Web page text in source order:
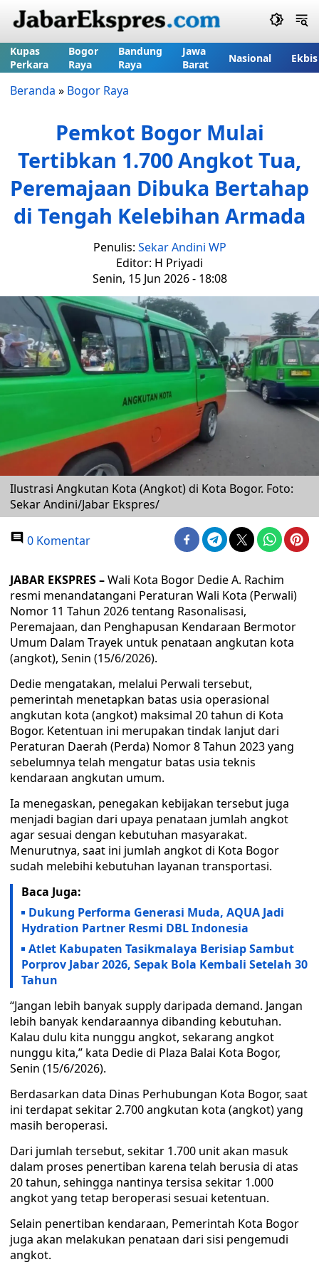
Kupas
Perkara
Bogor
Raya
Bandung
Raya
Jawa
Barat
Nasional Ekbis
Beranda » Bogor Raya
Pemkot Bogor Mulai
Tertibkan 1.700 Angkot Tua,
Peremajaan Dibuka Bertahap
di Tengah Kelebihan Armada
Penulis: Sekar Andini WP
Editor: H Priyadi
Senin, 15 Jun 2026 - 18:08
Ilustrasi Angkutan Kota (Angkot) di Kota Bogor. Foto:
Sekar Andini/Jabar Ekspres/
0 Komentar
JABAR EKSPRES –Wali Kota Bogor Dedie A. Rachim
resmi menandatangani Peraturan Wali Kota (Perwali)
Nomor 11 Tahun 2026 tentang Rasonalisasi,
Peremajaan, dan Penghapusan Kendaraan Bermotor
Umum Dalam Trayek untuk penataan angkutan kota
(angkot), Senin (15/6/2026).
Dedie mengatakan, melalui Perwali tersebut,
pemerintah menetapkan batas usia operasional
angkutan kota (angkot) maksimal 20 tahun di Kota
Bogor. Ketentuan ini merupakan tindak lanjut dari
Peraturan Daerah (Perda) Nomor 8 Tahun 2023 yang
sebelumnya telah mengatur batas usia teknis
kendaraan angkutan umum.
Ia menegaskan, penegakan kebijakan tersebut juga
menjadi bagian dari upaya penataan jumlah angkot
agar sesuai dengan kebutuhan masyarakat.
Menurutnya, saat ini jumlah angkot di Kota Bogor
sudah melebihi kebutuhan layanan transportasi.
Baca Juga:
Dukung Performa Generasi Muda, AQUA Jadi
Hydration Partner Resmi DBL Indonesia
Atlet Kabupaten Tasikmalaya Berisiap Sambut
Porprov Jabar 2026, Sepak Bola Kembali Setelah 30
Tahun
“Jangan lebih banyak supply daripada demand. Jangan
lebih banyak kendaraannya dibanding kebutuhan.
Kalau dulu kita nunggu angkot, sekarang angkot
nunggu kita,” kata Dedie di Plaza Balai Kota Bogor,
Senin (15/6/2026).
Berdasarkan data Dinas Perhubungan Kota Bogor, saat
ini terdapat sekitar 2.700 angkutan kota (angkot) yang
masih beroperasi.
Dari jumlah tersebut, sekitar 1.700 unit akan masuk
dalam proses penertiban karena telah berusia di atas
20 tahun, sehingga nantinya tersisa sekitar 1.000
angkot yang tetap beroperasi sesuai ketentuan.
Selain penertiban kendaraan, Pemerintah Kota Bogor
juga akan melakukan penataan dari sisi pengemudi
angkot.